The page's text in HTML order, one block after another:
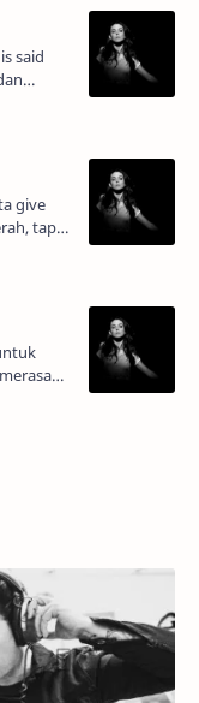
tapi